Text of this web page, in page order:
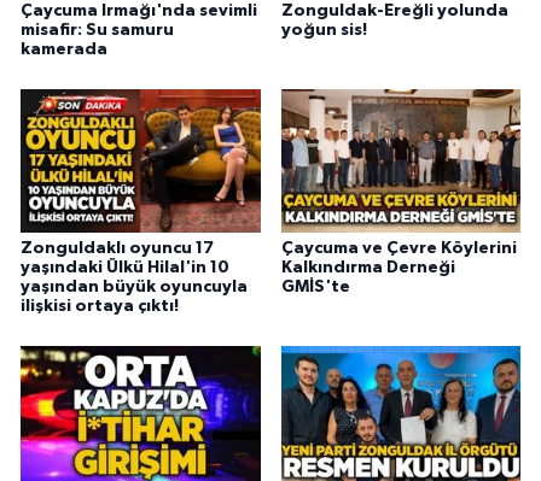
Çaycuma Irmağı'nda sevimli
misafir: Su samuru
kamerada
Zonguldak-Ereğli yolunda
yoğun sis!
Zonguldaklı oyuncu 17
yaşındaki Ülkü Hilal'in 10
yaşından büyük oyuncuyla
ilişkisi ortaya çıktı!
Çaycuma ve Çevre Köylerini
Kalkındırma Derneği
GMİS'te